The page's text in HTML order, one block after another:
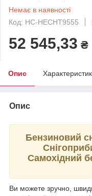
Немає в наявності
Код: HC-HECHT9555
52 545,33 ₴
Опис
Опис
Бензиновий
Самохідний
Ви можете зручно,